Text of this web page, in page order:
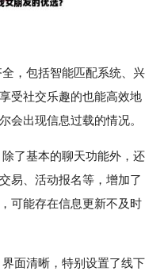
，包括智能匹配系统、兴
受社交乐趣的也能高效地
会出现信息过载的情况。
了基本的聊天功能外，还
易、活动报名等，增加了
可能存在信息更新不及时
面清晰，特别设置了线下